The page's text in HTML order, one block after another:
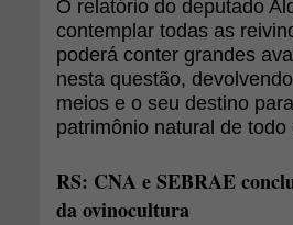
O relatório do deputado
contemplar todas as
poderá conter grandes
nesta questão,
meios e o seu destino
patrimônio natural de todo
RS: CNA e SEBRAE
da ovinocultura